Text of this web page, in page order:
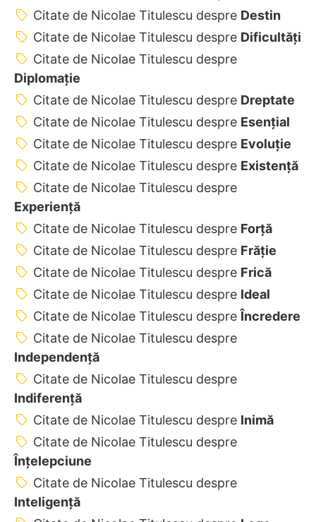
Citate de Nicolae Titulescu despre Destin
Citate de Nicolae Titulescu despre Dificultăţi
Citate de Nicolae Titulescu despre
Diplomație
Citate de Nicolae Titulescu despre Dreptate
Citate de Nicolae Titulescu despre Esențial
Citate de Nicolae Titulescu despre Evoluție
Citate de Nicolae Titulescu despre Existență
Citate de Nicolae Titulescu despre
Experiență
Citate de Nicolae Titulescu despre Forță
Citate de Nicolae Titulescu despre Frăție
Citate de Nicolae Titulescu despre Frică
Citate de Nicolae Titulescu despre Ideal
Citate de Nicolae Titulescu despreÎncredere
Citate de Nicolae Titulescu despre
Independenţă
Citate de Nicolae Titulescu despre
Indiferență
Citate de Nicolae Titulescu despre Inimă
Citate de Nicolae Titulescu despre
Înțelepciune
Citate de Nicolae Titulescu despre
Inteligență